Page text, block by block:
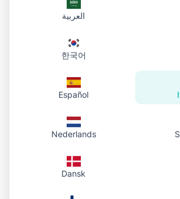
Rimuovi sfondo – Guida
strumento gratuito basato su IA. Ritagli
العربية
한국어
Español
Nederlands
Dansk